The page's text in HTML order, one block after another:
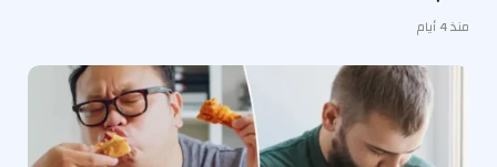
منذ 4 أيام